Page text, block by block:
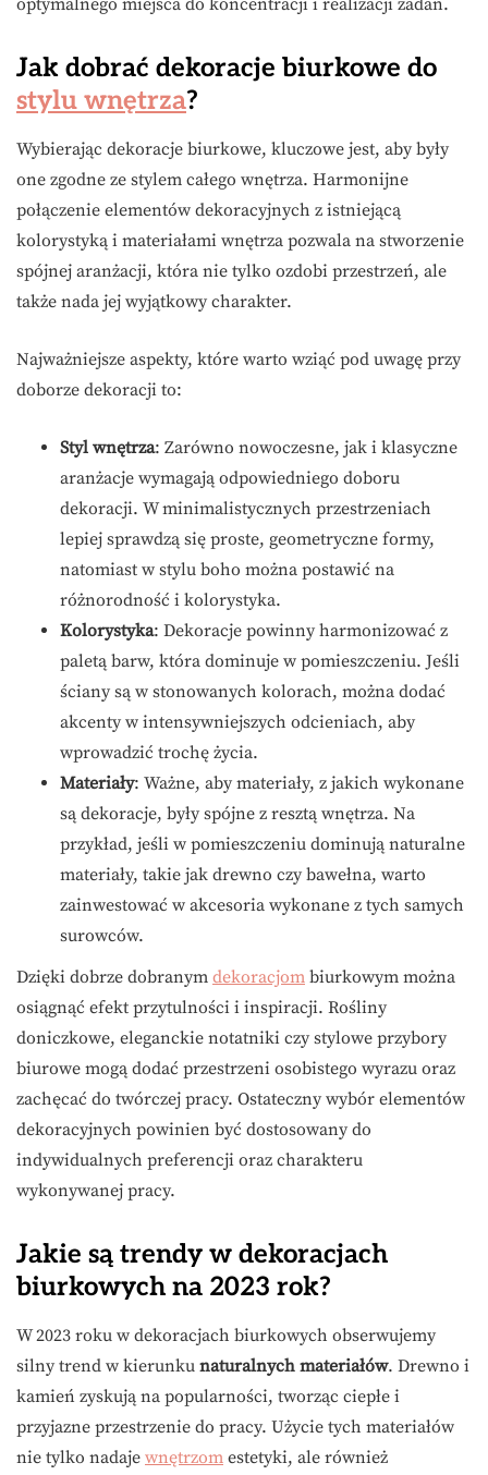
Jak dobrać dekoracje biurkowe do
stylu wnętrza?
Wybierając dekoracje biurkowe, kluczowe jest, aby były
one zgodne ze stylem całego wnętrza. Harmonijne
połączenie elementów dekoracyjnych z istniejącą
kolorystyką i materiałami wnętrza pozwala na stworzenie
spójnej aranżacji, która nie tylko ozdobi przestrzeń, ale
także nada jej wyjątkowy charakter.
Najważniejsze aspekty, które warto wziąć pod uwagę przy
doborze dekoracji to:
Styl wnętrza: Zarówno nowoczesne, jak i klasyczne
aranżacje wymagają odpowiedniego doboru
dekoracji. W minimalistycznych przestrzeniach
lepiej sprawdzą się proste, geometryczne formy,
natomiast w stylu boho można postawić na
różnorodność i kolorystyka.
Kolorystyka: Dekoracje powinny harmonizować z
paletą barw, która dominuje w pomieszczeniu. Jeśli
ściany są w stonowanych kolorach, można dodać
akcenty w intensywniejszych odcieniach, aby
wprowadzić trochę życia.
Materiały: Ważne, aby materiały, z jakich wykonane
są dekoracje, były spójne z resztą wnętrza. Na
przykład, jeśli w pomieszczeniu dominują naturalne
materiały, takie jak drewno czy bawełna, warto
zainwestować w akcesoria wykonane z tych samych
surowców.
Dzięki dobrze dobranym dekoracjom biurkowym można
osiągnąć efekt przytulności i inspiracji. Rośliny
doniczkowe, eleganckie notatniki czy stylowe przybory
biurowe mogą dodać przestrzeni osobistego wyrazu oraz
zachęcać do twórczej pracy. Ostateczny wybór elementów
dekoracyjnych powinien być dostosowany do
indywidualnych preferencji oraz charakteru
wykonywanej pracy.
Jakie są trendy w dekoracjach
biurkowych na 2023 rok?
W 2023 roku w dekoracjach biurkowych obserwujemy
silny trend w kierunku naturalnych materiałów. Drewno i
kamień zyskują na popularności, tworząc ciepłe i
przyjazne przestrzenie do pracy. Użycie tych materiałów
nie tylko nadaje wnętrzom estetyki, ale również